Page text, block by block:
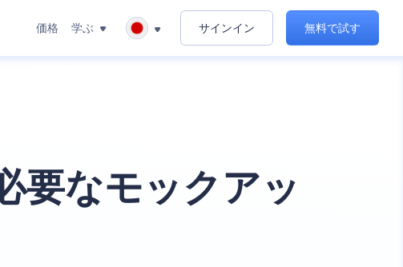
価格 学ぶ サインイン 無料で試す
要なモックアッ